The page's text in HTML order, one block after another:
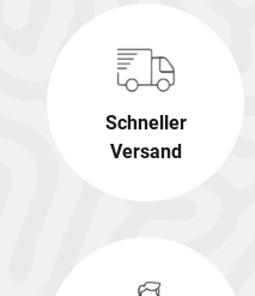
Schneller
Versand